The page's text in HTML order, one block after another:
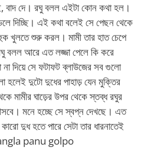
বাদ দে। রঘু বলল এইটা কোন কথা হল।
দিচ্ছি। এই কথা বলেই সে পেছন থেকে
খুলতে শুরু করল। মামী তার হাত চেপে
বলল আরে এত লজ্জা পেলে কি করে
না দিয়ে সে ফটাফট ব্লাউজের সব গুলো
দুটো দুধের পাহাড় যেন মুক্তির
মামীর ঘাড়ের উপর থেকে স্তব্ধ রঘুর
মনে হচ্ছে সে স্বপ্ন দেখছে। এত
দুধ হতে পারে সেটা তার ধারনাতেই
panu golpo